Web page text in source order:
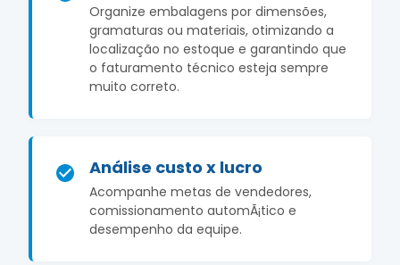
Organize embalagens por dimensões,
gramaturas ou materiais, otimizando a
localização no estoque e garantindo que
o faturamento técnico esteja sempre
muito correto.
Análise custo x lucro
Acompanhe metas de vendedores,
comissionamento automÃ¡tico e
desempenho da equipe.